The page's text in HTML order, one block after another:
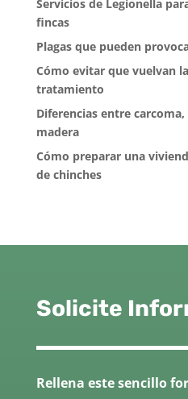
Servicios de Legionella
fincas
Plagas que pueden
Cómo evitar que vuelvan
tratamiento
Diferencias entre
madera
Cómo preparar una
de chinches
Solicite
Rellena este sencillo